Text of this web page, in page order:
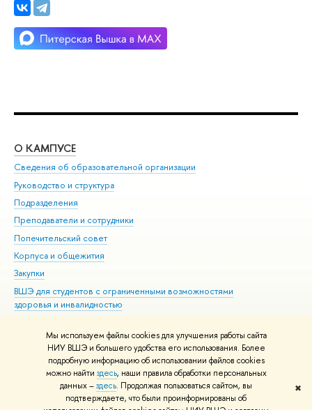
Мы используем файлы cookies для улучшения работы сайта
НИУ ВШЭ и большего удобства его использования. Более
подробную информацию об использовании файлов cookies
можно найти здесь, наши правила обработки персональных
данных –здесь. Продолжая пользоваться сайтом, вы
подтверждаете, что были проинформированы об
✖
О КАМПУСЕ
Сведения об образовательной организации
Руководство и структура
Подразделения
Преподаватели и сотрудники
Попечительский совет
Корпуса и общежития
Закупки
ВШЭ для студентов с ограниченными возможностями
здоровья и инвалидностью
Единая платежная страница